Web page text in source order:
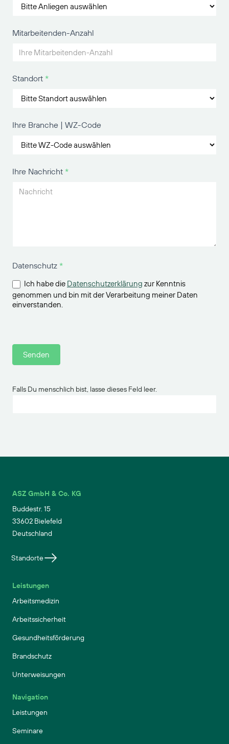
Mitarbeitenden-Anzahl
Standort *
Ihre Branche | WZ-Code
Ihre Nachricht *
Datenschutz *
Ich habe die Datenschutzerklärung zur Kenntnis
genommen und bin mit der Verarbeitung meiner Daten
einverstanden.
Senden
Falls Du menschlich bist, lasse dieses Feld leer.
ASZ GmbH & Co. KG
Buddestr. 15
33602 Bielefeld
Deutschland
Standorte
Leistungen
Arbeitsmedizin
Arbeitssicherheit
Gesundheitsförderung
Brandschutz
Unterweisungen
Navigation
Leistungen
Seminare